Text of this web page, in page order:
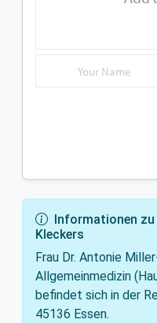
Informationen
Kleckers
Frau Dr. Antonie
Allgemeinmedizin
befindet sich in der
45136 Essen.